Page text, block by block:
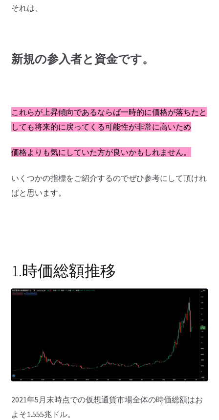
それは、
新規の参入者と資金です。
これらが上昇傾向であるならば一時的に価格が落ちたと
しても将来的に戻ってくる可能性が非常に高いため
価格よりも気にしていた方が良いかもしれません。
いくつかの指標をご紹介するのでぜひ参考にして頂けれ
ばと思います。
1.時価総額推移
2021年5月末時点での仮想通貨市場全体の時価総額はお
よそ1.555兆ドル。